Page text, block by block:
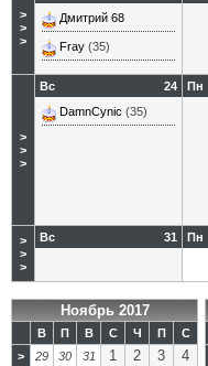
>
>
>
Дмитрий 68
Fray (35)
>
>
>
24
Вс
DamnCynic (35)
Пн
>
>
>
31
Вс Пн
Ноябрь 2017
В П В С Ч П
С
>
29 30 31 1 2 3 4